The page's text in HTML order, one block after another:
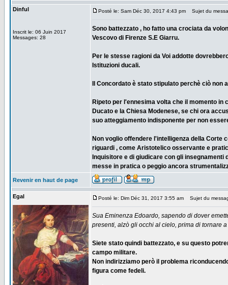
Dinful
Inscrit le: 06 Juin 2017
Messages: 28
Posté le: Sam Déc 30, 2017 4:43 pm Sujet du
Sono battezzato , ho fatto una crociata da
Vescovo di Firenze S.E Giarru.
Per le stesse ragioni da Voi addotte
Istituzioni ducali.
Il Concordato è stato stipulato perchè ciò non
Ripeto per l'ennesima volta che il momento
Ducato e la Chiesa Modenese, se chi ora
suo atteggiamento indisponente per non
Non voglio offendere l'intelligenza della Corte
riguardi , come Aristotelico osservante e
Inquisitore e di giudicare con gli
messe in pratica o peggio ancora
Revenir en haut de page
Egal Posté le: Dim Déc 31, 2017 3:55 am Sujet du
Sua Eminenza Edoardo, sapendo di dover
presenti, alzò gli occhi al cielo, prima di tornare
Siete stato quindi battezzato, e su questo
campo militare.
Non indirizziamo però il problema
figura come fedeli.